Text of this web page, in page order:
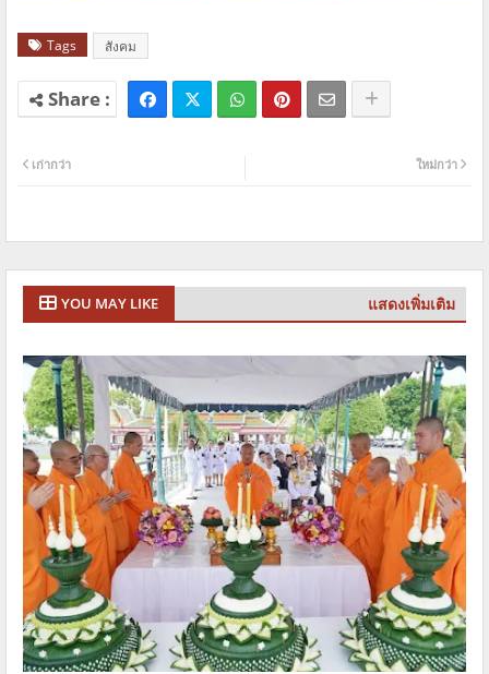
Tags สังคม
ใหม่กว่า
เก่ากว่า
YOU MAY LIKE แสดงเพิ่มเติม